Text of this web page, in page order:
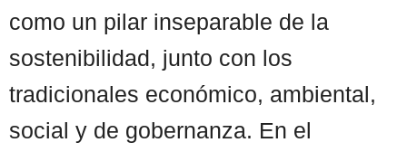
como un pilar inseparable de la
sostenibilidad, junto con los
tradicionales económico, ambiental,
social y de gobernanza. En el